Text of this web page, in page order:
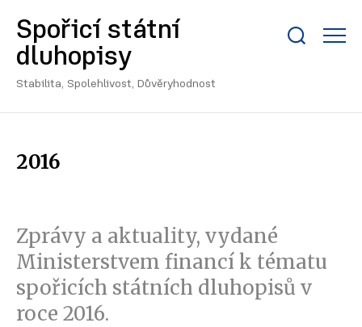
Spořicí státní
dluhopisy
Stabilita, Spolehlivost, Důvěryhodnost
2016
Zprávy a aktuality, vydané
Ministerstvem financí k tématu
spořicích státních dluhopisů v
roce 2016.